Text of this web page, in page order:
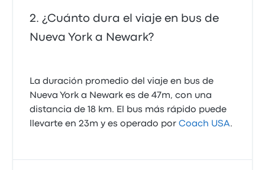
¿Cuánto dura el viaje en bus de
Nueva York a Newark?
La duración promedio del viaje en bus de
Nueva York a Newark es de 47m, con una
distancia de 18 km. El bus más rápido puede
llevarte en 23m y es operado porCoach USA.